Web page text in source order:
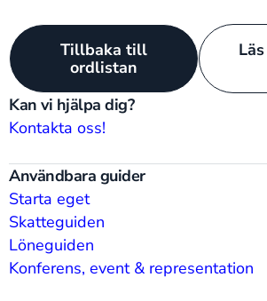
Kan vi hjälpa dig?
Kontakta oss!
Användbara guider
Starta eget
Skatteguiden
Löneguiden
Konferens, event & representation
Tillbaka till
ordlistan